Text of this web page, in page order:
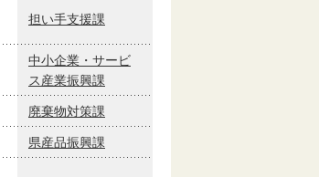
担い手支援課
中小企業・サービ
ス産業振興課
廃棄物対策課
県産品振興課